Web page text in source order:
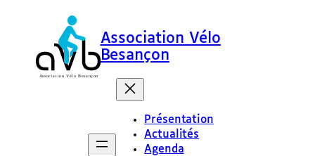
Association Vélo
Besançon
Présentation
Actualités
Agenda